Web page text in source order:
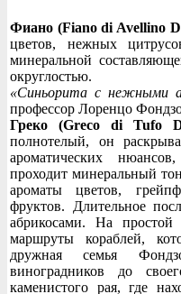
Фиано (Fiano di Avellino
цветов, нежных
минеральной
округлостью.
«Синьорита с нежными
профессор Лоренцо
Греко (Greco di Tufo
полнотелый, он
ароматических
проходит минеральный
ароматы цветов,
фруктов. Длительное
абрикосами. На
маршруты кораблей,
дружная семья
виноградников до
каменистого рая, где